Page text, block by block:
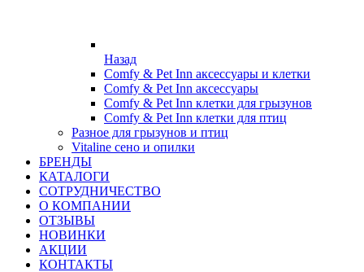
Назад
Comfy & Pet Inn аксессуары и клетки
Comfy & Pet Inn аксессуары
Comfy & Pet Inn клетки для грызунов
Comfy & Pet Inn клетки для птиц
Разное для грызунов и птиц
Vitaline сено и опилки
БРЕНДЫ
КАТАЛОГИ
СОТРУДНИЧЕСТВО
О КОМПАНИИ
ОТЗЫВЫ
НОВИНКИ
АКЦИИ
КОНТАКТЫ